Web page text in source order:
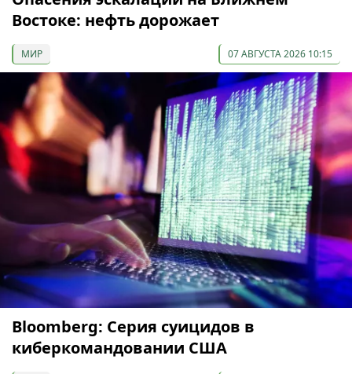
Востоке: нефть дорожает
МИР 07 АВГУСТА 2026 10:15
Bloomberg: Серия суицидов в
киберкомандовании США